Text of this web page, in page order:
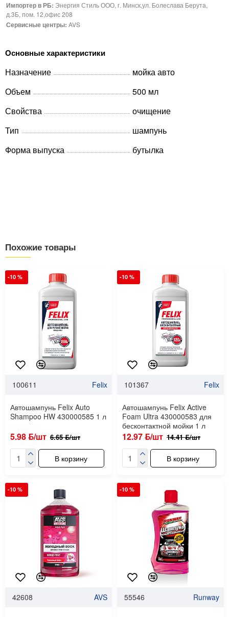
Импортер в РБ: Энергия Стиль ООО, г. Минск,ул. Болеслава Берута,
д.3Б, пом. 12,офис 208
Сервисные центры: AVS
Основные характеристики
Назначение
мойка авто
Объем
500 мл
Свойства
очищение
Тип
шампунь
Форма выпуска
бутылка
Похожие товары
-10 %
100611 Felix
Автошампунь Felix Auto
Shampoo HW 430000585 1 л
5.98 ƃ/шт 6.65 ƃ/шт
В корзину
-10 %
101367 Felix
Автошампунь Felix Active
Foam Ultra 430000583 для
бесконтактной мойки 1 л
12.97 ƃ/шт 14.41 ƃ/шт
В корзину
-10 %
42608 AVS
-10 %
55546 Runway